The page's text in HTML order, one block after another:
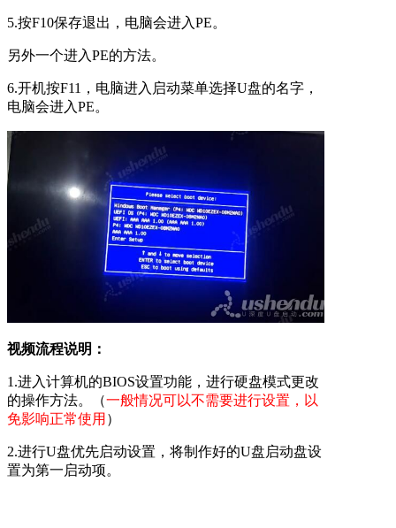
5.按F10保存退出，电脑会进入PE。
另外一个进入PE的方法。
6.开机按F11，电脑进入启动菜单选择U盘的名字，
电脑会进入PE。
视频流程说明：
1.进入计算机的BIOS设置功能，进行硬盘模式更改
的操作方法。（一般情况可以不需要进行设置，以
免影响正常使用 ）
2.进行U盘优先启动设置，将制作好的U盘启动盘设
置为第一启动项。